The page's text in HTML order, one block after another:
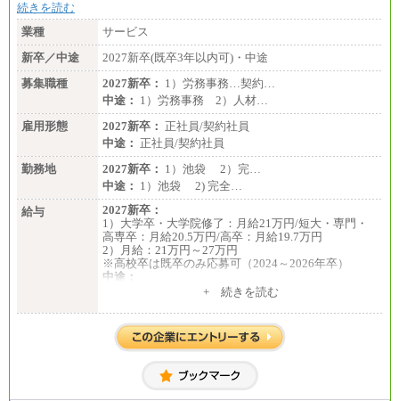
続きを読む
業種
サービス
新卒／中途
2027新卒(既卒3年以内可)・中途
募集職種
2027新卒： 1）労務事務…契約…
中途： 1）労務事務 2）人材…
雇用形態
2027新卒： 正社員/契約社員
中途： 正社員/契約社員
勤務地
2027新卒： 1）池袋 2）完…
中途： 1）池袋 2) 完全…
給与
2027新卒：
1）大学卒・大学院修了：月給21万円/短大・専門・
高専卒：月給20.5万円/高卒：月給19.7万円
2）月給：21万円～27万円
※高校卒は既卒のみ応募可（2024～2026年卒）
中途：
1）月給：21万円～25万円+ 続きを読む